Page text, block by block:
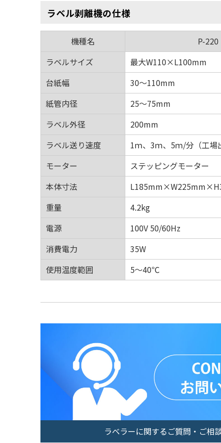
ラベル剥離機の仕様
機種名
P-220
ラベルサイズ
最大W110×L100mm
台紙幅
30～110mm
紙管内径
25～75mm
ラベル外径
200mm
ラベル送り速度
1ｍ、3ｍ、5ｍ/分（工場
モーター
ステッピングモーター
本体寸法
重量
4.2kg
電源
100V 50/60Hz
消費電力
35W
使用温度範囲
5～40℃
ラベラーに関するご質問・ご相